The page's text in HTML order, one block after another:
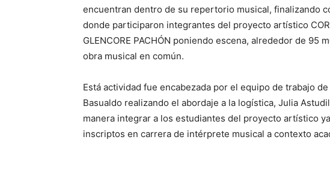
encuentran dentro de su repertorio musical, finalizando
donde participaron integrantes del proyecto artístico
GLENCORE PACHÓN poniendo escena, alrededor de 95
obra musical en común.
Está actividad fue encabezada por el equipo de trabajo
Basualdo realizando el abordaje a la logística, Julia
manera integrar a los estudiantes del proyecto artístico
inscriptos en carrera de intérprete musical a contexto